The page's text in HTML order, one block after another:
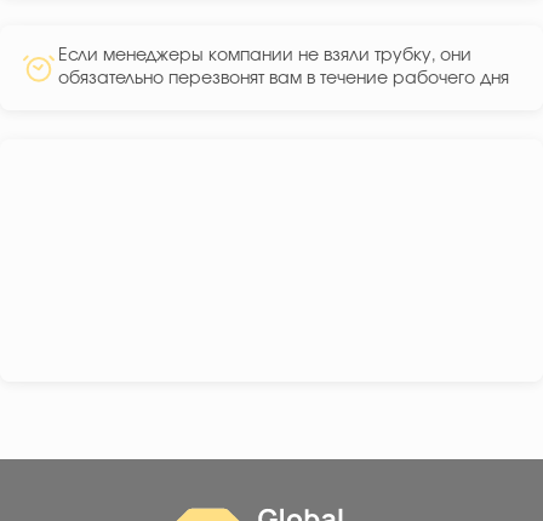
Если менеджеры компании не взяли трубку, они
обязательно перезвонят вам в течение рабочего дня